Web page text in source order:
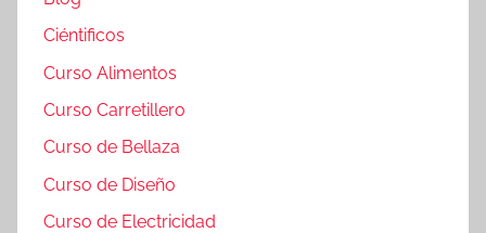
Ciéntificos
Curso Alimentos
Curso Carretillero
Curso de Bellaza
Curso de Diseño
Curso de Electricidad